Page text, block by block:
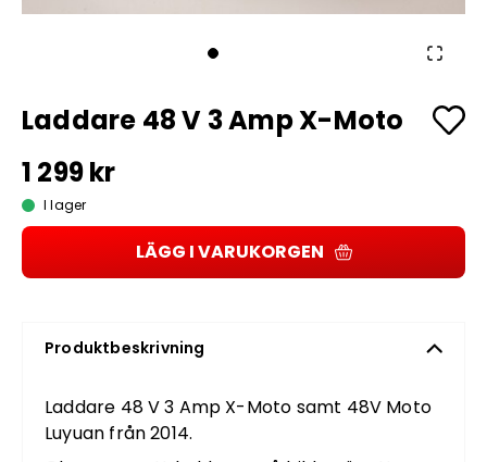
Laddare 48 V 3 Amp X-Moto
1 299 kr
I lager
LÄGG I VARUKORGEN
Produktbeskrivning
Laddare 48 V 3 Amp X-Moto samt 48V Moto
Luyuan från 2014.